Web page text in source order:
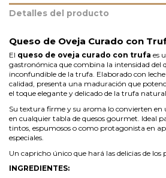
Detalles del producto
Queso de Oveja Curado con
El queso de oveja curado con trufa es
gastronómica que combina la intensidad del
inconfundible de la trufa. Elaborado con
calidad, presenta una maduración que
el toque elegante y delicado de la trufa
Su textura firme y su aroma lo convierten en
en cualquier tabla de quesos gourmet. Ideal
tintos, espumosos o como protagonista en
especiales.
Un capricho único que hará las delicias de los
INGREDIENTES: